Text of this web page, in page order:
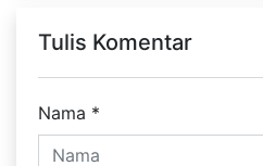
Tulis Komentar
Nama *